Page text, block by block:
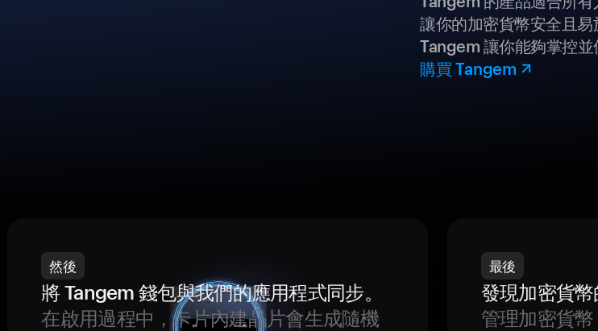
讓你的加密貨幣安全且
Tangem 讓你能夠掌控
購買 Tangem
然後
將 Tangem 錢包與我們的應用程式同步。
在啟用過程中，卡片內建晶片會生成隨機
最後
發現加密貨
管理加密貨